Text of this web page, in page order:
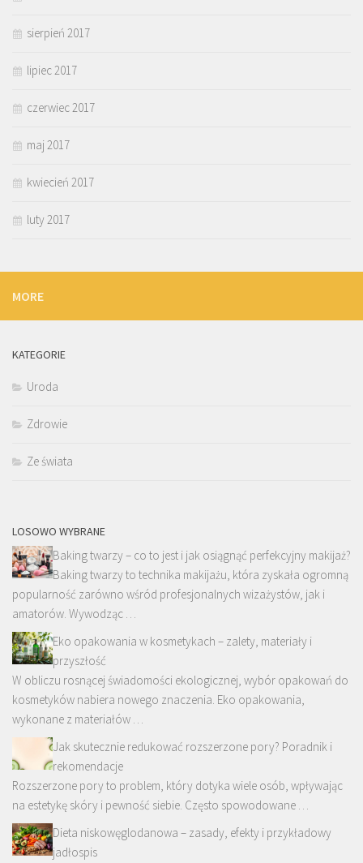
sierpień 2017
lipiec 2017
czerwiec 2017
maj 2017
kwiecień 2017
luty 2017
MORE
KATEGORIE
Uroda
Zdrowie
Ze świata
LOSOWO WYBRANE
Baking twarzy – co to jest i jak osiągnąć perfekcyjny makijaż?
Baking twarzy to technika makijażu, która zyskała ogromną
popularność zarówno wśród profesjonalnych wizażystów, jak i
amatorów. Wywodząc …
Eko opakowania w kosmetykach – zalety, materiały i
przyszłość
W obliczu rosnącej świadomości ekologicznej, wybór opakowań do
kosmetyków nabiera nowego znaczenia. Eko opakowania,
wykonane z materiałów …
Jak skutecznie redukować rozszerzone pory? Poradnik i
rekomendacje
Rozszerzone pory to problem, który dotyka wiele osób, wpływając
na estetykę skóry i pewność siebie. Często spowodowane …
Dieta niskowęglodanowa – zasady, efekty i przykładowy
jadłospis